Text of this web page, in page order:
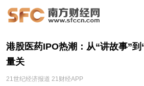
港股医药IPO热潮：从“讲故事”
量关
21世纪经济报道 21财经APP